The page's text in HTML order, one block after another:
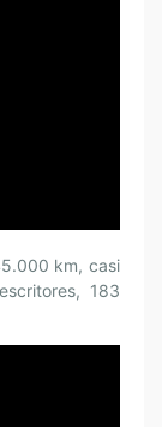
km, casi
183